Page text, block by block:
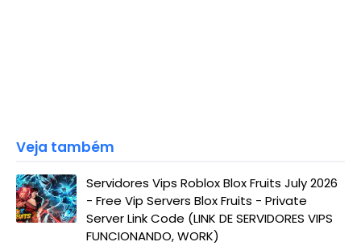
Veja também
Servidores Vips Roblox Blox Fruits July 2026
- Free Vip Servers Blox Fruits - Private
Server Link Code (LINK DE SERVIDORES VIPS
FUNCIONANDO, WORK)